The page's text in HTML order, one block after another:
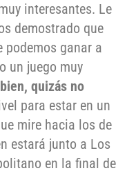
interesantes. Le
demostrado que
podemos ganar a
un juego muy
quizás no
para estar en un
mire hacia los de
estará junto a Los
en la final de